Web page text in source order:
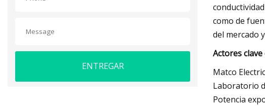
ENTREGAR
como de
del mercado
Actores
Matco
Laboratorio
Potencia